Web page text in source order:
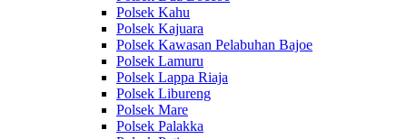
Polsek Kahu
Polsek Kajuara
Polsek Kawasan Pelabuhan Bajoe
Polsek Lamuru
Polsek Lappa Riaja
Polsek Libureng
Polsek Mare
Polsek Palakka